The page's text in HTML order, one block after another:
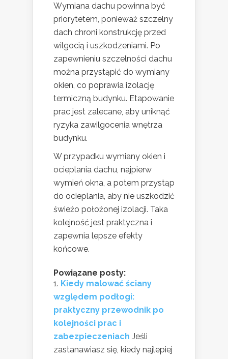
Wymiana dachu powinna być
priorytetem, ponieważ szczelny
dach chroni konstrukcję przed
wilgocią i uszkodzeniami. Po
zapewnieniu szczelności dachu
można przystąpić do wymiany
okien, co poprawia izolację
termiczną budynku. Etapowanie
prac jest zalecane, aby uniknąć
ryzyka zawilgocenia wnętrza
budynku.
W przypadku wymiany okien i
ocieplania dachu, najpierw
wymień okna, a potem przystąp
do ocieplania, aby nie uszkodzić
świeżo położonej izolacji. Taka
kolejność jest praktyczna i
zapewnia lepsze efekty
końcowe.
Powiązane posty:
Kiedy malować ściany
względem podłogi:
praktyczny przewodnik po
kolejności prac i
zabezpieczeniach Jeśli
zastanawiasz się, kiedy najlepiej